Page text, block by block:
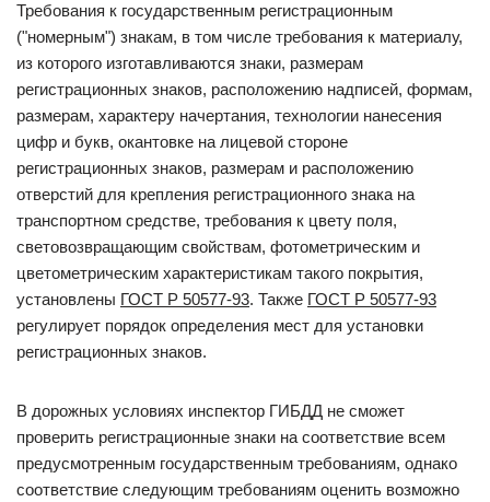
Требования к государственным регистрационным
("номерным") знакам, в том числе требования к материалу,
из которого изготавливаются знаки, размерам
регистрационных знаков, расположению надписей, формам,
размерам, характеру начертания, технологии нанесения
цифр и букв, окантовке на лицевой стороне
регистрационных знаков, размерам и расположению
отверстий для крепления регистрационного знака на
транспортном средстве, требования к цвету поля,
световозвращающим свойствам, фотометрическим и
цветометрическим характеристикам такого покрытия,
установлены ГОСТ Р 50577-93. Также ГОСТ Р 50577-93
регулирует порядок определения мест для установки
регистрационных знаков.
В дорожных условиях инспектор ГИБДД не сможет
проверить регистрационные знаки на соответствие всем
предусмотренным государственным требованиям, однако
соответствие следующим требованиям оценить возможно